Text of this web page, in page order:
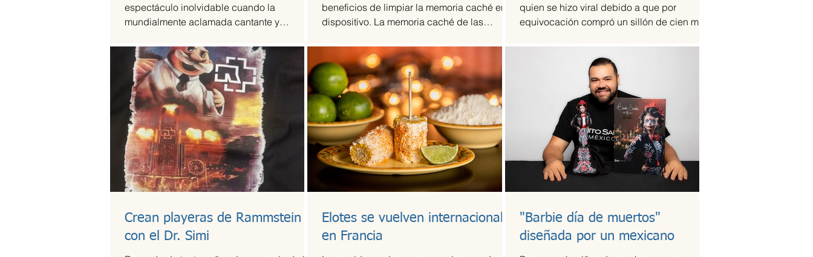
espectáculo inolvidable cuando la
mundialmente aclamada cantante y
beneficios de limpiar la memoria caché en tu
dispositivo. La memoria caché de las
quien se hizo viral debido a que por
equivocación compró un sillón de cien mil
Crean playeras de Rammstein
con el Dr. Simi
Elotes se vuelven internacionales
en Francia
"Barbie día de muertos"
diseñada por un mexicano